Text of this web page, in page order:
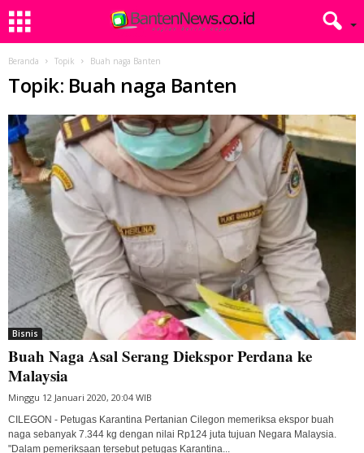
Beranda Topik Buah naga Banten
Topik: Buah naga Banten
Bisnis
Buah Naga Asal Serang Diekspor Perdana ke
Malaysia
Minggu 12 Januari 2020, 20:04 WIB
CILEGON - Petugas Karantina Pertanian Cilegon memeriksa ekspor buah
naga sebanyak 7.344 kg dengan nilai Rp124 juta tujuan Negara Malaysia.
"Dalam pemeriksaan tersebut petugas Karantina...